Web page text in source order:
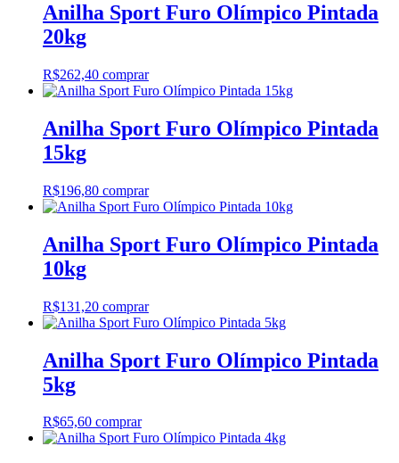
Anilha Sport Furo Olímpico Pintada
20kg
R$262,40 comprar
Anilha Sport Furo Olímpico Pintada
15kg
R$196,80 comprar
Anilha Sport Furo Olímpico Pintada
10kg
R$131,20 comprar
Anilha Sport Furo Olímpico Pintada
5kg
R$65,60 comprar